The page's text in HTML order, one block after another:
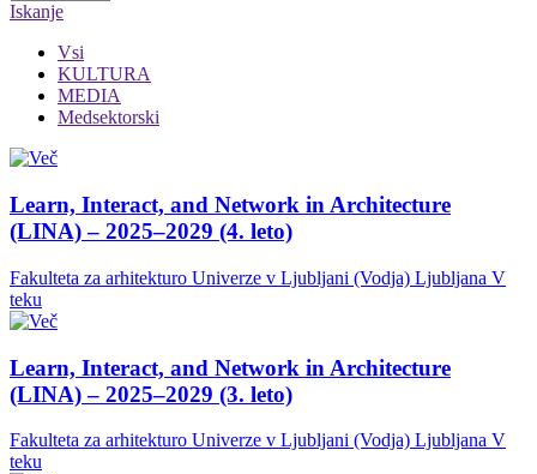
Iskanje
Vsi
KULTURA
MEDIA
Medsektorski
Learn, Interact, and Network in Architecture
(LINA) – 2025–2029 (4. leto)
Fakulteta za arhitekturo Univerze v Ljubljani (Vodja) Ljubljana V
teku
Learn, Interact, and Network in Architecture
(LINA) – 2025–2029 (3. leto)
Fakulteta za arhitekturo Univerze v Ljubljani (Vodja) Ljubljana V
teku